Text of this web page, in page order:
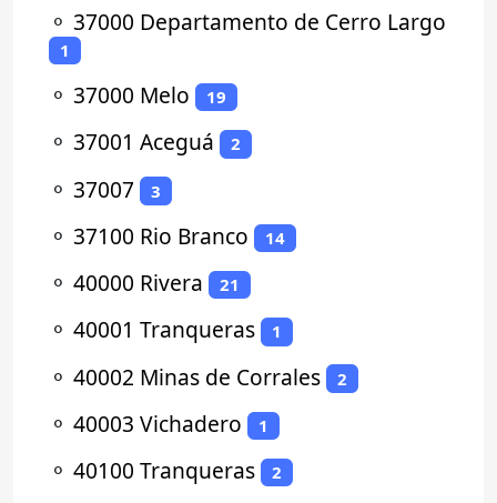
⚬ 37000 Departamento de Cerro Largo
1
⚬ 37000 Melo 19
⚬ 37001 Aceguá 2
⚬ 37007 3
⚬ 37100 Rio Branco 14
⚬ 40000 Rivera 21
⚬ 40001 Tranqueras 1
⚬ 40002 Minas de Corrales 2
⚬ 40003 Vichadero 1
⚬ 40100 Tranqueras 2